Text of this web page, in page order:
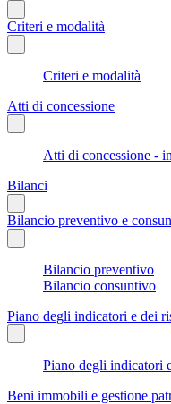
Criteri e modalità
Criteri e modalità
Atti di concessione
Atti di concessione -
Bilanci
Bilancio preventivo e
Bilancio preventivo
Bilancio consuntivo
Piano degli indicatori e dei
Piano degli indicatori
Beni immobili e gestione